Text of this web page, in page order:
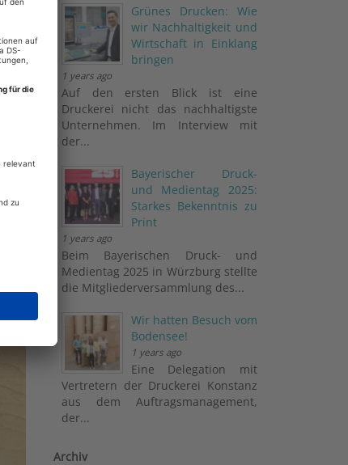
Grünes Drucken: Wie
wir Nachhaltigkeit und
Wirtschaft in Einklang
bringen
1 years ago
Auf den ersten Blick ist eine
Druckerei nicht das nachhaltigste
Unternehmen. Im Interview mit
der...
Bayerischer Druck-
und Medientag 2025:
Starkes Bekenntnis zu
Print
1 years ago
Beim Bayerischen Druck- und
Medientag 2025 in Würzburg stellte
die Mitgliederversammlung des...
Wir hatten Besuch vom
Bodensee!
1 years ago
Eine Delegation mit
Vertretern der Druckerei Konstanz
aus dem Auftragsmanagement,
der...
Archiv